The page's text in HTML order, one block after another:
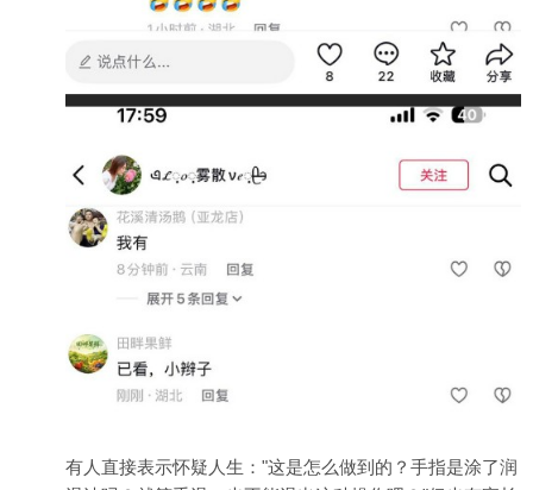
有人直接表示怀疑人生："这是怎么做到的？手指是涂了润